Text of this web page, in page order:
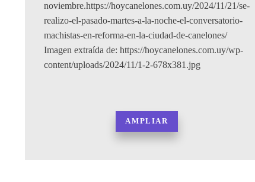
noviembre.https://hoycanelones.com.uy/2024/11/21/se-
realizo-el-pasado-martes-a-la-noche-el-conversatorio-
machistas-en-reforma-en-la-ciudad-de-canelones/
Imagen extraída de: https://hoycanelones.com.uy/wp-
content/uploads/2024/11/1-2-678x381.jpg
AMPLIAR